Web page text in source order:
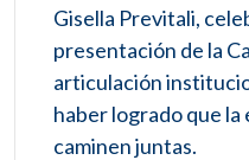
Gisella Previtali,
presentación de la
articulación
haber logrado que
caminen juntas.